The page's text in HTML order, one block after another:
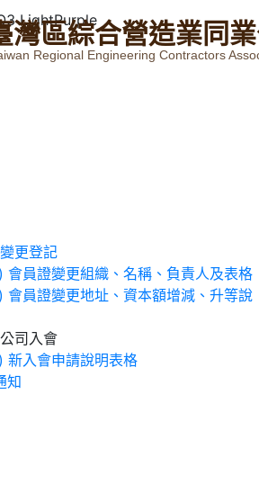
灣區綜合營造業同業
Regional Engineering Contractors
更登記
會員證變更組織、名稱、負責人及表格
會員證變更地址、資本額增減、升等說
司入會
新入會申請說明表格
知